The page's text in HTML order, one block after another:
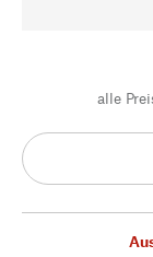
alle